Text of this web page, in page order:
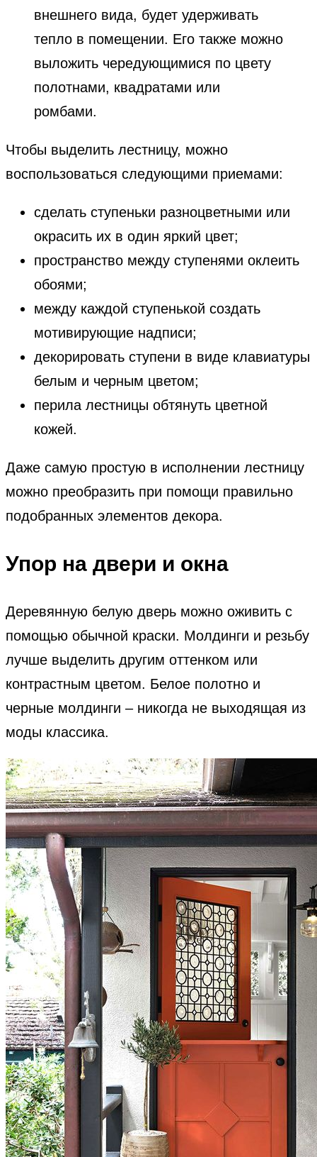
внешнего вида, будет удерживать
тепло в помещении. Его также можно
выложить чередующимися по цвету
полотнами, квадратами или
ромбами.
Чтобы выделить лестницу, можно
воспользоваться следующими приемами:
сделать ступеньки разноцветными или
окрасить их в один яркий цвет;
пространство между ступенями оклеить
обоями;
между каждой ступенькой создать
мотивирующие надписи;
декорировать ступени в виде клавиатуры
белым и черным цветом;
перила лестницы обтянуть цветной
кожей.
Даже самую простую в исполнении лестницу
можно преобразить при помощи правильно
подобранных элементов декора.
Упор на двери и окна
Деревянную белую дверь можно оживить с
помощью обычной краски. Молдинги и резьбу
лучше выделить другим оттенком или
контрастным цветом. Белое полотно и
черные молдинги – никогда не выходящая из
моды классика.